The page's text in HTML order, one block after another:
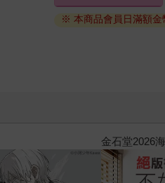
※ 本商品會員日滿額金
春光ｘ奇幻